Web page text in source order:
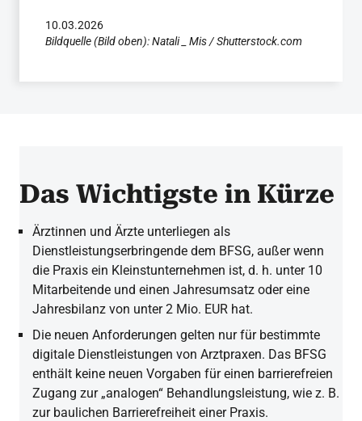
10.03.2026
Bildquelle (Bild oben): Natali _ Mis / Shutterstock.com
Das Wichtigste in Kürze
Ärztinnen und Ärzte unterliegen als
Dienstleistungserbringende dem BFSG, außer wenn
die Praxis ein Kleinstunternehmen ist, d. h. unter 10
Mitarbeitende und einen Jahresumsatz oder eine
Jahresbilanz von unter 2 Mio. EUR hat.
Die neuen Anforderungen gelten nur für bestimmte
digitale Dienstleistungen von Arztpraxen. Das BFSG
enthält keine neuen Vorgaben für einen barrierefreien
Zugang zur „analogen“ Behandlungsleistung, wie z. B.
zur baulichen Barrierefreiheit einer Praxis.